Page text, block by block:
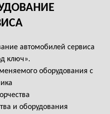
автомобилей сервиса
ключ».
оборудования с
и оборудования